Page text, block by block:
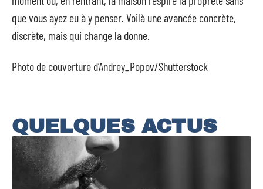
que vous ayez eu à y penser. Voilà une avancée concrète,
discrète, mais qui change la donne.
Photo de couverture d’Andrey_Popov/Shutterstock
QUELQUES ACTUS